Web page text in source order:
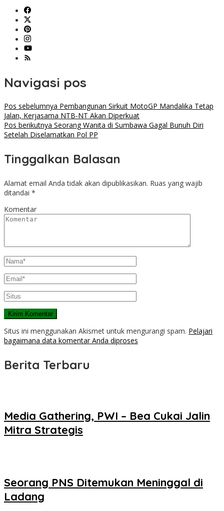
Navigasi pos
Pos sebelumnya Pembangunan Sirkuit MotoGP Mandalika Tetap
Jalan, Kerjasama NTB-NT Akan Diperkuat
Pos berikutnya Seorang Wanita di Sumbawa Gagal Bunuh Diri
Setelah Diselamatkan Pol PP
Tinggalkan Balasan
Alamat email Anda tidak akan dipublikasikan. Ruas yang wajib
ditandai *
Komentar
Situs ini menggunakan Akismet untuk mengurangi spam. Pelajari
bagaimana data komentar Anda diproses
Berita Terbaru
Media Gathering, PWI – Bea Cukai Jalin
Mitra Strategis
Seorang PNS Ditemukan Meninggal di
Ladang